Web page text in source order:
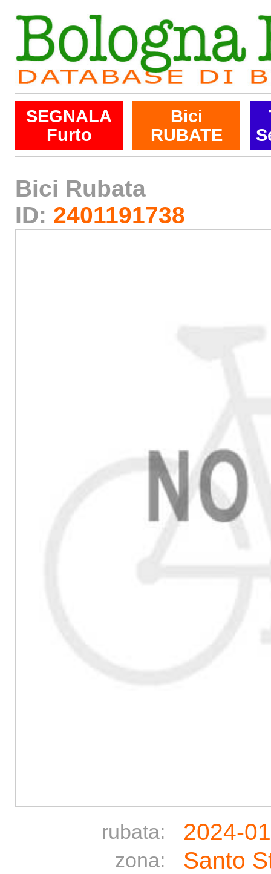
SEGNALA
Furto
Bici
RUBATE
Bici Rubata
ID: 2401191738
rubata: 2024-
zona: Santo